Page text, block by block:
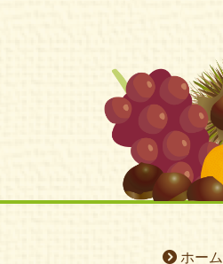
ホーム